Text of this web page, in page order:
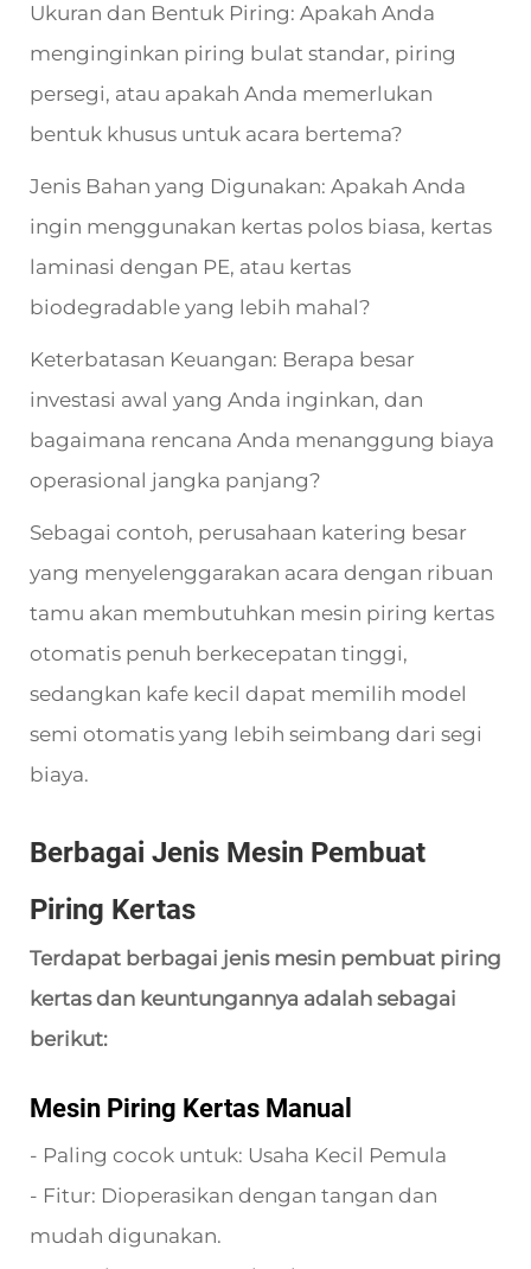
Ukuran dan Bentuk Piring: Apakah Anda
menginginkan piring bulat standar, piring
persegi, atau apakah Anda memerlukan
bentuk khusus untuk acara bertema?
Jenis Bahan yang Digunakan: Apakah Anda
ingin menggunakan kertas polos biasa, kertas
laminasi dengan PE, atau kertas
biodegradable yang lebih mahal?
Keterbatasan Keuangan: Berapa besar
investasi awal yang Anda inginkan, dan
bagaimana rencana Anda menanggung biaya
operasional jangka panjang?
Sebagai contoh, perusahaan katering besar
yang menyelenggarakan acara dengan ribuan
tamu akan membutuhkan mesin piring kertas
otomatis penuh berkecepatan tinggi,
sedangkan kafe kecil dapat memilih model
semi otomatis yang lebih seimbang dari segi
biaya.
Berbagai Jenis Mesin Pembuat
Piring Kertas
Terdapat berbagai jenis mesin pembuat piring
kertas dan keuntungannya adalah sebagai
berikut:
Mesin Piring Kertas Manual
- Paling cocok untuk: Usaha Kecil Pemula
- Fitur: Dioperasikan dengan tangan dan
mudah digunakan.